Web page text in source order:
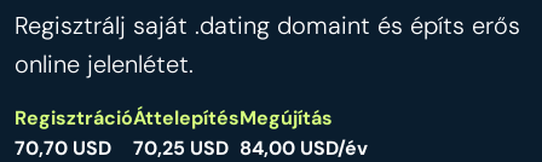
Regisztrálj saját .dating domaint és építs erős
online jelenlétet.
Regisztráció
70,70 USD
Áttelepítés
70,25 USD
Megújítás
84,00 USD/év